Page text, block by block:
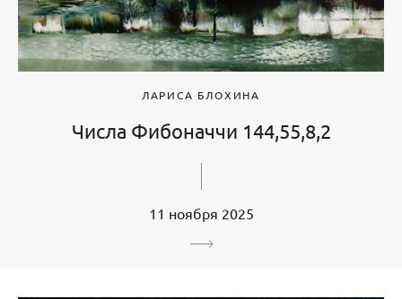
ЛАРИСА БЛОХИНА
Числа Фибоначчи 144,55,8,2
11 ноября 2025